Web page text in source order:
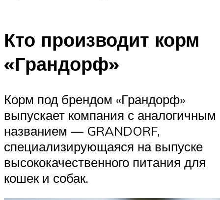
Кто производит корм
«Грандорф»
Корм под брендом «Грандорф»
выпускает компания с аналогичным
названием — GRANDORF,
специализирующаяся на выпуске
высококачественного питания для
кошек и собак.